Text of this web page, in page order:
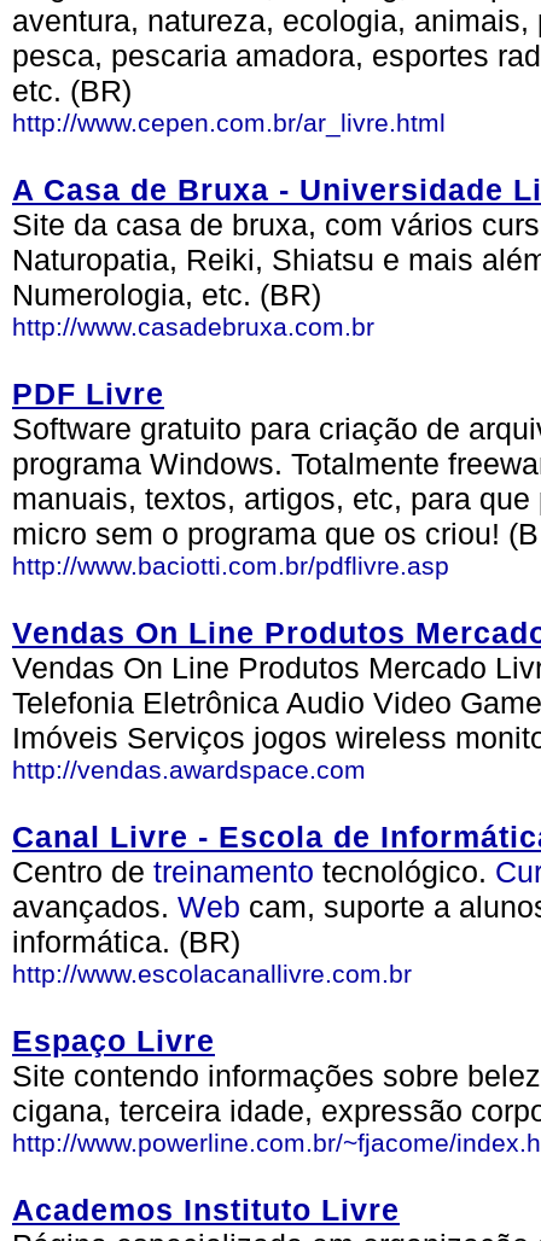
aventura, natureza, ecologia,
pesca, pescaria amadora, esportes
etc. (BR)
http://www.cepen.com.br/ar_livre.html
A Casa de Bruxa - Universidade
Site da casa de bruxa, com vários
Naturopatia, Reiki, Shiatsu e mais
Numerologia, etc. (BR)
http://www.casadebruxa.com.br
PDF Livre
Software gratuito para criação de
programa Windows. Totalmente
manuais, textos, artigos, etc, para
micro sem o programa que os criou!
http://www.baciotti.com.br/pdflivre.asp
Vendas On Line Produtos
Vendas On Line Produtos Mercado
Telefonia Eletrônica Audio Video
Imóveis Serviços jogos wireless
http://vendas.awardspace.com
Canal Livre - Escola de
Centro de treinamento tecnológico.
avançados. Web cam, suporte a
informática. (BR)
http://www.escolacanallivre.com.br
Espaço Livre
Site contendo informações sobre
cigana, terceira idade, expressão
http://www.powerline.com.br/~fjacome/
Academos Instituto Livre